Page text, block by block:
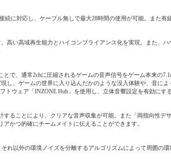
に対応し、ケーブル無しで最大28時間の使用が可能。また有
高い高域再生能力とハイコンプライアンス化を実現。また、
で、通常2chに圧縮されるゲームの音声信号をゲーム本来の
し、ゲームの世界に入り込んだかのような没入体験や、音に
トウェア「INZONE Hub」を使用し、立体音響設定を有効にす
ることにより、クリアな音声収集が可能。また「両指向性デ
かつ的確にチームメイトに伝えることができます。
れ以外の環境ノイズを分離するアルゴリズムによって周囲の